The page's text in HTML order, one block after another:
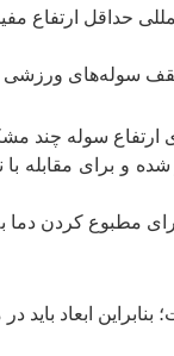
حداقل ارتفاع
سوله‌های ورزشی
ارتفاع سوله چند
شده و برای
مطبوع کردن دما
ابعاد باید